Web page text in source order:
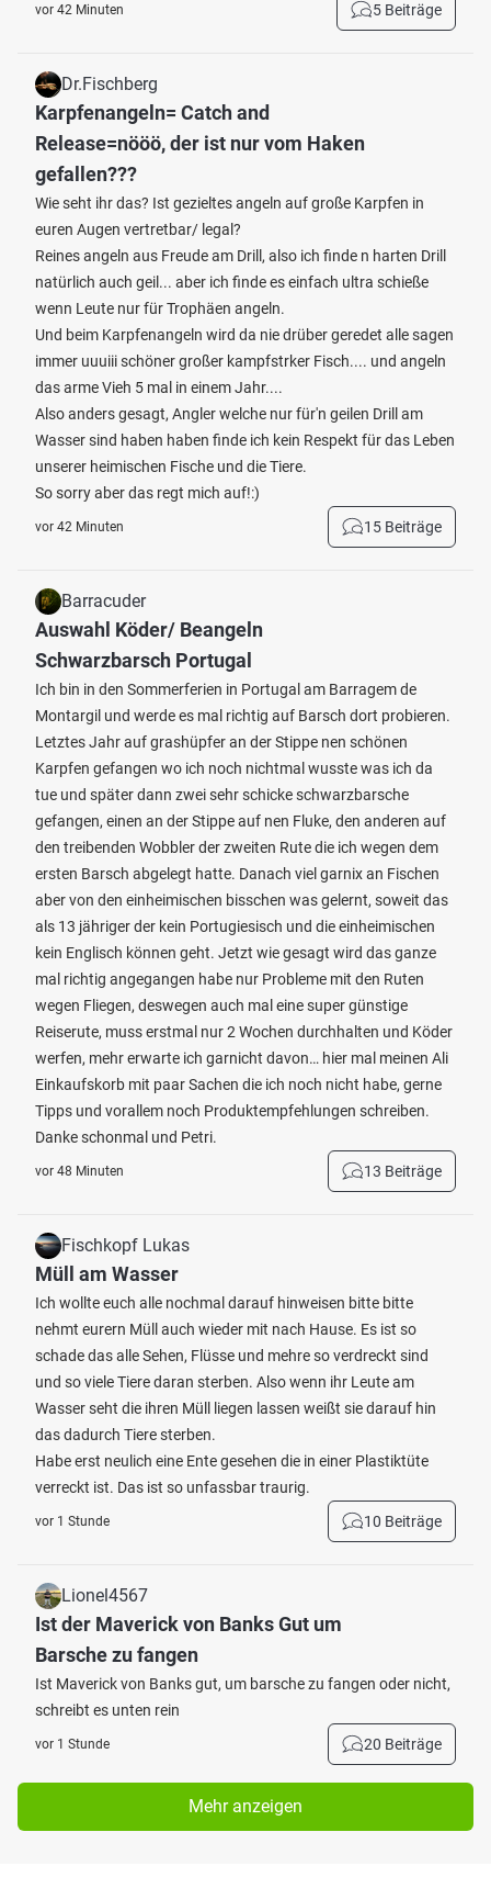
vor 42 Minuten 5 Beiträge
Dr.Fischberg
Karpfenangeln= Catch and
Release=nööö, der ist nur vom Haken
gefallen???
Wie seht ihr das? Ist gezieltes angeln auf große Karpfen in
euren Augen vertretbar/ legal?
Reines angeln aus Freude am Drill, also ich finde n harten Drill
natürlich auch geil... aber ich finde es einfach ultra schieße
wenn Leute nur für Trophäen angeln.
Und beim Karpfenangeln wird da nie drüber geredet alle sagen
immer uuuiii schöner großer kampfstrker Fisch.... und angeln
das arme Vieh 5 mal in einem Jahr....
Also anders gesagt, Angler welche nur für'n geilen Drill am
Wasser sind haben haben finde ich kein Respekt für das Leben
unserer heimischen Fische und die Tiere.
So sorry aber das regt mich auf!:)
vor 42 Minuten 15 Beiträge
Barracuder
Auswahl Köder/ Beangeln
Schwarzbarsch Portugal
Ich bin in den Sommerferien in Portugal am Barragem de
Montargil und werde es mal richtig auf Barsch dort probieren.
Letztes Jahr auf grashüpfer an der Stippe nen schönen
Karpfen gefangen wo ich noch nichtmal wusste was ich da
tue und später dann zwei sehr schicke schwarzbarsche
gefangen, einen an der Stippe auf nen Fluke, den anderen auf
den treibenden Wobbler der zweiten Rute die ich wegen dem
ersten Barsch abgelegt hatte. Danach viel garnix an Fischen
aber von den einheimischen bisschen was gelernt, soweit das
als 13 jähriger der kein Portugiesisch und die einheimischen
kein Englisch können geht. Jetzt wie gesagt wird das ganze
mal richtig angegangen habe nur Probleme mit den Ruten
wegen Fliegen, deswegen auch mal eine super günstige
Reiserute, muss erstmal nur 2 Wochen durchhalten und Köder
werfen, mehr erwarte ich garnicht davon… hier mal meinen Ali
Einkaufskorb mit paar Sachen die ich noch nicht habe, gerne
Tipps und vorallem noch Produktempfehlungen schreiben.
Danke schonmal und Petri.
vor 48 Minuten 13 Beiträge
Fischkopf Lukas
Müll am Wasser
Ich wollte euch alle nochmal darauf hinweisen bitte bitte
nehmt eurern Müll auch wieder mit nach Hause. Es ist so
schade das alle Sehen, Flüsse und mehre so verdreckt sind
und so viele Tiere daran sterben. Also wenn ihr Leute am
Wasser seht die ihren Müll liegen lassen weißt sie darauf hin
das dadurch Tiere sterben.
Habe erst neulich eine Ente gesehen die in einer Plastiktüte
verreckt ist. Das ist so unfassbar traurig.
vor 1 Stunde 10 Beiträge
Lionel4567
Ist der Maverick von Banks Gut um
Barsche zu fangen
Ist Maverick von Banks gut, um barsche zu fangen oder nicht,
schreibt es unten rein
vor 1 Stunde 20 Beiträge
Mehr anzeigen